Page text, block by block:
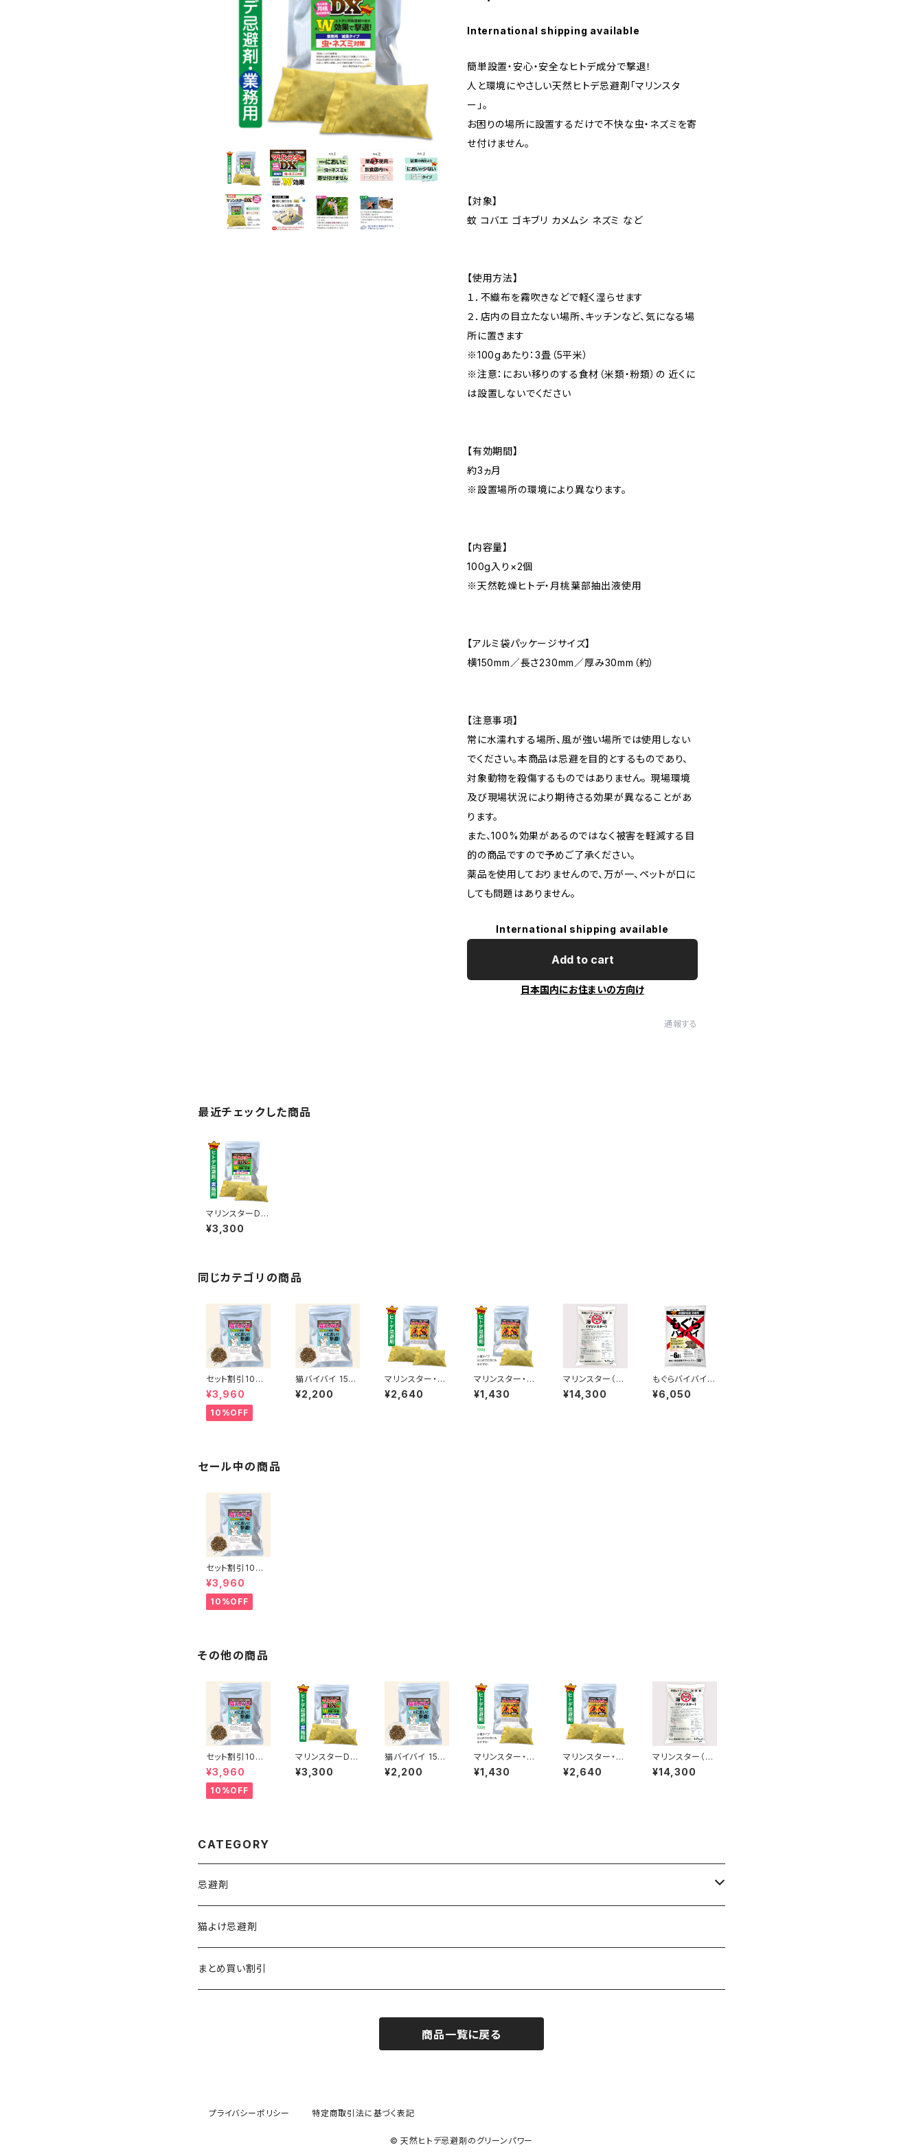
International shipping available
簡単設置・安心・安全なヒトデ成分で撃退！
人と環境にやさしい天然ヒトデ忌避剤「マリンスタ
ー」。
お困りの場所に設置するだけで不快な虫・ネズミを寄
せ付けません。
【対象】
蚊 コバエ ゴキブリ カメムシ ネズミ など
【使用方法】
１．不織布を霧吹きなどで軽く湿らせます
２．店内の目立たない場所、キッチンなど、気になる場
所に置きます
※100gあたり：3畳（5平米）
※注意：におい移りのする食材（米類・粉類）の 近くに
は設置しないでください
【有効期間】
約3ヵ月
※設置場所の環境により異なります。
【内容量】
100g入り×2個
※天然乾燥ヒトデ・月桃葉部抽出液使用
【アルミ袋パッケージサイズ】
横150mm／長さ230mm／厚み30mm（約）
【注意事項】
常に水濡れする場所、風が強い場所では使用しない
でください。本商品は忌避を目的とするものであり、
対象動物を殺傷するものではありません。 現場環境
及び現場状況により期待さる効果が異なることがあ
ります。
また、100%効果があるのではなく被害を軽減する目
的の商品ですので予めご了承ください。
薬品を使用しておりませんので、万が一、ペットが口に
しても問題はありません。
International shipping available
Add to cart
日本国内にお住まいの方向け
通報する
最近チェックした商品
マリンスターDX
業務用・減臭
タイプ 200g【ポ
分配合で不快害
虫に効く
¥3,300
同じカテゴリの商品
セット割引10%
OFF★猫バイバ
イ 150g×2袋
【ポスト投函】 効
果6ヶ月／柑橘
対策
¥3,960
10%OFF
猫バイバイ 150
g【ポスト投函・
送料無料】 効果
¥2,200
マリンスター・小
分けタイプ 100
g×2個【ポスト投
¥2,640
マリンスター・小
分けタイプ 100
g×1個 お試しに
¥1,430
マリンスター（撒
布用）10kg
¥14,300
もぐらバイバイ
（撒布用）6リット
ル
¥6,050
セール中の商品
セット割引10%
OFF★猫バイバ
イ 150g×2袋
【ポスト投函】 効
果6ヶ月／柑橘
対策
¥3,960
10%OFF
その他の商品
セット割引10%
OFF★猫バイバ
イ 150g×2袋
【ポスト投函】 効
果6ヶ月／柑橘
対策
¥3,960
10%OFF
マリンスターDX
業務用・減臭
タイプ 200g【ポ
¥3,300
猫バイバイ 150
g【ポスト投函・
送料無料】 効果
¥2,200
マリンスター・小
分けタイプ 100
g×1個 お試しに
¥1,430
マリンスター・小
分けタイプ 100
g×2個【ポスト投
¥2,640
マリンスター（撒
布用）10kg
¥14,300
CATEGORY
忌避剤
マリンスター
もぐらバイバイ
猫よけ忌避剤
まとめ買い割引
商品一覧に戻る
プライバシーポリシー 特定商取引法に基づく表記
© 天然ヒトデ忌避剤のグリーンパワー